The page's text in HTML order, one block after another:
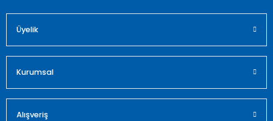
Üyelik
Kurumsal
Alışveriş